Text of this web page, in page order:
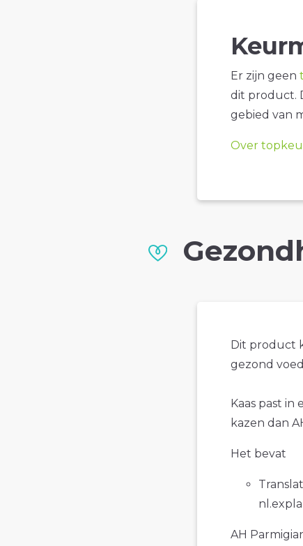
Er zijn geen
dit product.
gebied van
Over
Dit product
gezond
Kaas past in
kazen dan
Het bevat
AH